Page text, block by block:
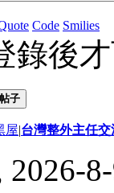
Code Smilies
錄後
子
屋|台灣整外主任交